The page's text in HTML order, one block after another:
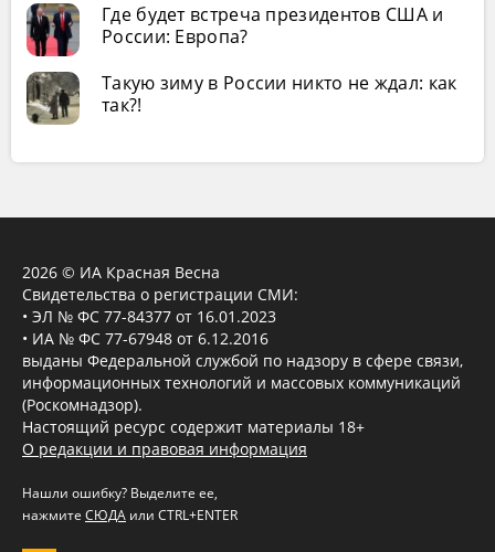
Где будет встреча президентов США и
России: Европа?
Такую зиму в России никто не ждал: как
так?!
2026 © ИА Красная Весна
Свидетельства о регистрации СМИ:
• ЭЛ № ФС 77-84377 от 16.01.2023
• ИА № ФС 77-67948 от 6.12.2016
выданы Федеральной службой по надзору в сфере связи,
информационных технологий и массовых коммуникаций
(Роскомнадзор).
Настоящий ресурс содержит материалы 18+
О редакции и правовая информация
Нашли ошибку? Выделите ее,
нажмите СЮДА или CTRL+ENTER